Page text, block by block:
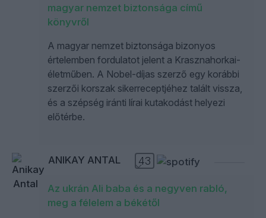
magyar nemzet biztonsága című
könyvről
A magyar nemzet biztonsága bizonyos
értelemben fordulatot jelent a Krasznahorkai-
életműben. A Nobel-díjas szerző egy korábbi
szerzői korszak sikerreceptjéhez talált vissza,
és a szépség iránti lírai kutakodást helyezi
előtérbe.
ANIKAY ANTAL 43
Az ukrán Ali baba és a negyven rabló,
meg a félelem a békétől